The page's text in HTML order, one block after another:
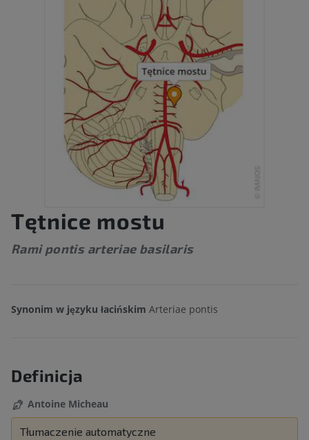
Tętnice mostu
Rami pontis arteriae basilaris
Synonim w języku łacińskim Arteriae pontis
Definicja
Antoine Micheau
Tłumaczenie automatyczne